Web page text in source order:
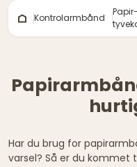
Kontrolarmbånd
Har du brug for
varsel? Så er du kommet